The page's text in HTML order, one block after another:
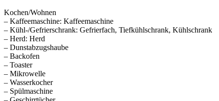
Kochen/Wohnen
– Kaffeemaschine: Kaffeemaschine
– Kühl-/Gefrierschrank: Gefrierfach, Tiefkühlschrank, Kühlschrank
– Herd: Herd
– Dunstabzugshaube
– Backofen
– Toaster
– Mikrowelle
– Wasserkocher
– Spülmaschine